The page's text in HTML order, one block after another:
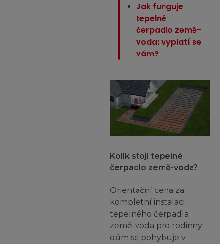
Jak funguje
tepelné
čerpadlo země-
voda: vyplatí se
vám?
Kolik stojí tepelné
čerpadlo země-voda?
Orientační cena za
kompletní instalaci
tepelného čerpadla
země-voda pro rodinný
dům se pohybuje v